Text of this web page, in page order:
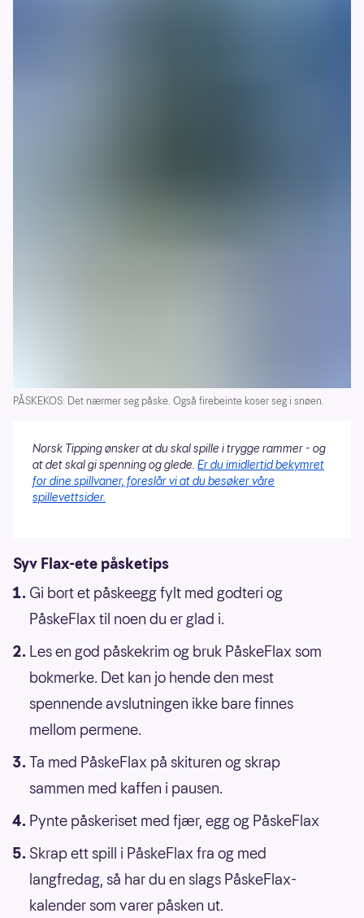
PÅSKEKOS: Det nærmer seg påske. Også firebeinte koser seg i snøen.
Norsk Tipping ønsker at du skal spille i trygge rammer - og
at det skal gi spenning og glede. Er du imidlertid bekymret
for dine spillvaner, foreslår vi at du besøker våre
spillevettsider.
Syv Flax-ete påsketips
Gi bort et påskeegg fylt med godteri og
PåskeFlax til noen du er glad i.
Les en god påskekrim og bruk PåskeFlax som
bokmerke. Det kan jo hende den mest
spennende avslutningen ikke bare finnes
mellom permene.
Ta med PåskeFlax på skituren og skrap
sammen med kaffen i pausen.
Pynte påskeriset med fjær, egg og PåskeFlax
Skrap ett spill i PåskeFlax fra og med
langfredag, så har du en slags PåskeFlax-
kalender som varer påsken ut.